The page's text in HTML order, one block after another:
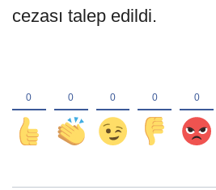
cezası talep edildi.